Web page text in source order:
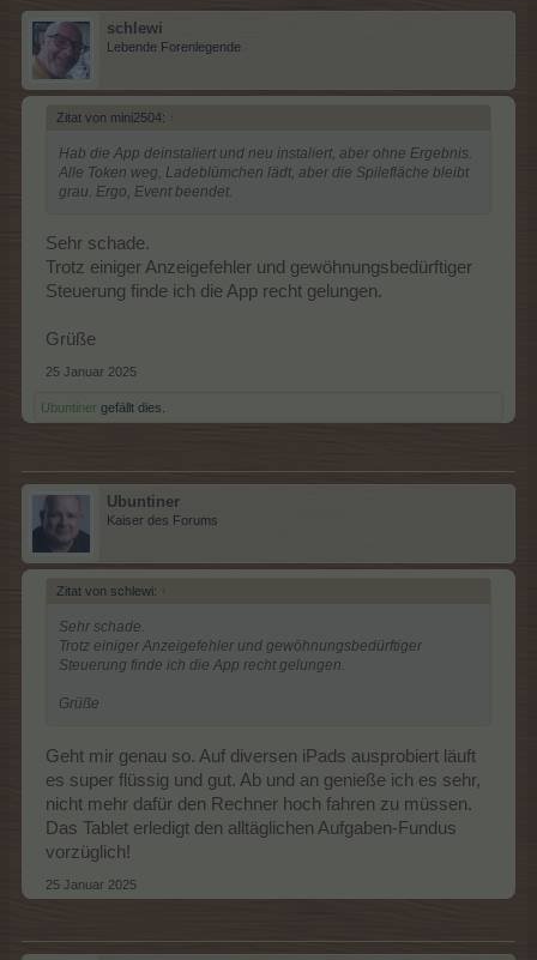
schlewi
Lebende Forenlegende
Zitat von mini2504: ↑
Hab die App deinstaliert und neu instaliert, aber ohne Ergebnis.
Alle Token weg, Ladeblümchen lädt, aber die Spilefläche bleibt
grau. Ergo, Event beendet.
Sehr schade.
Trotz einiger Anzeigefehler und gewöhnungsbedürftiger
Steuerung finde ich die App recht gelungen.
Grüße
25 Januar 2025
Ubuntiner gefällt dies.
Ubuntiner
Kaiser des Forums
Zitat von schlewi: ↑
Sehr schade.
Trotz einiger Anzeigefehler und gewöhnungsbedürftiger
Steuerung finde ich die App recht gelungen.
Grüße
Geht mir genau so. Auf diversen iPads ausprobiert läuft
es super flüssig und gut. Ab und an genieße ich es sehr,
nicht mehr dafür den Rechner hoch fahren zu müssen.
Das Tablet erledigt den alltäglichen Aufgaben-Fundus
vorzüglich!
25 Januar 2025